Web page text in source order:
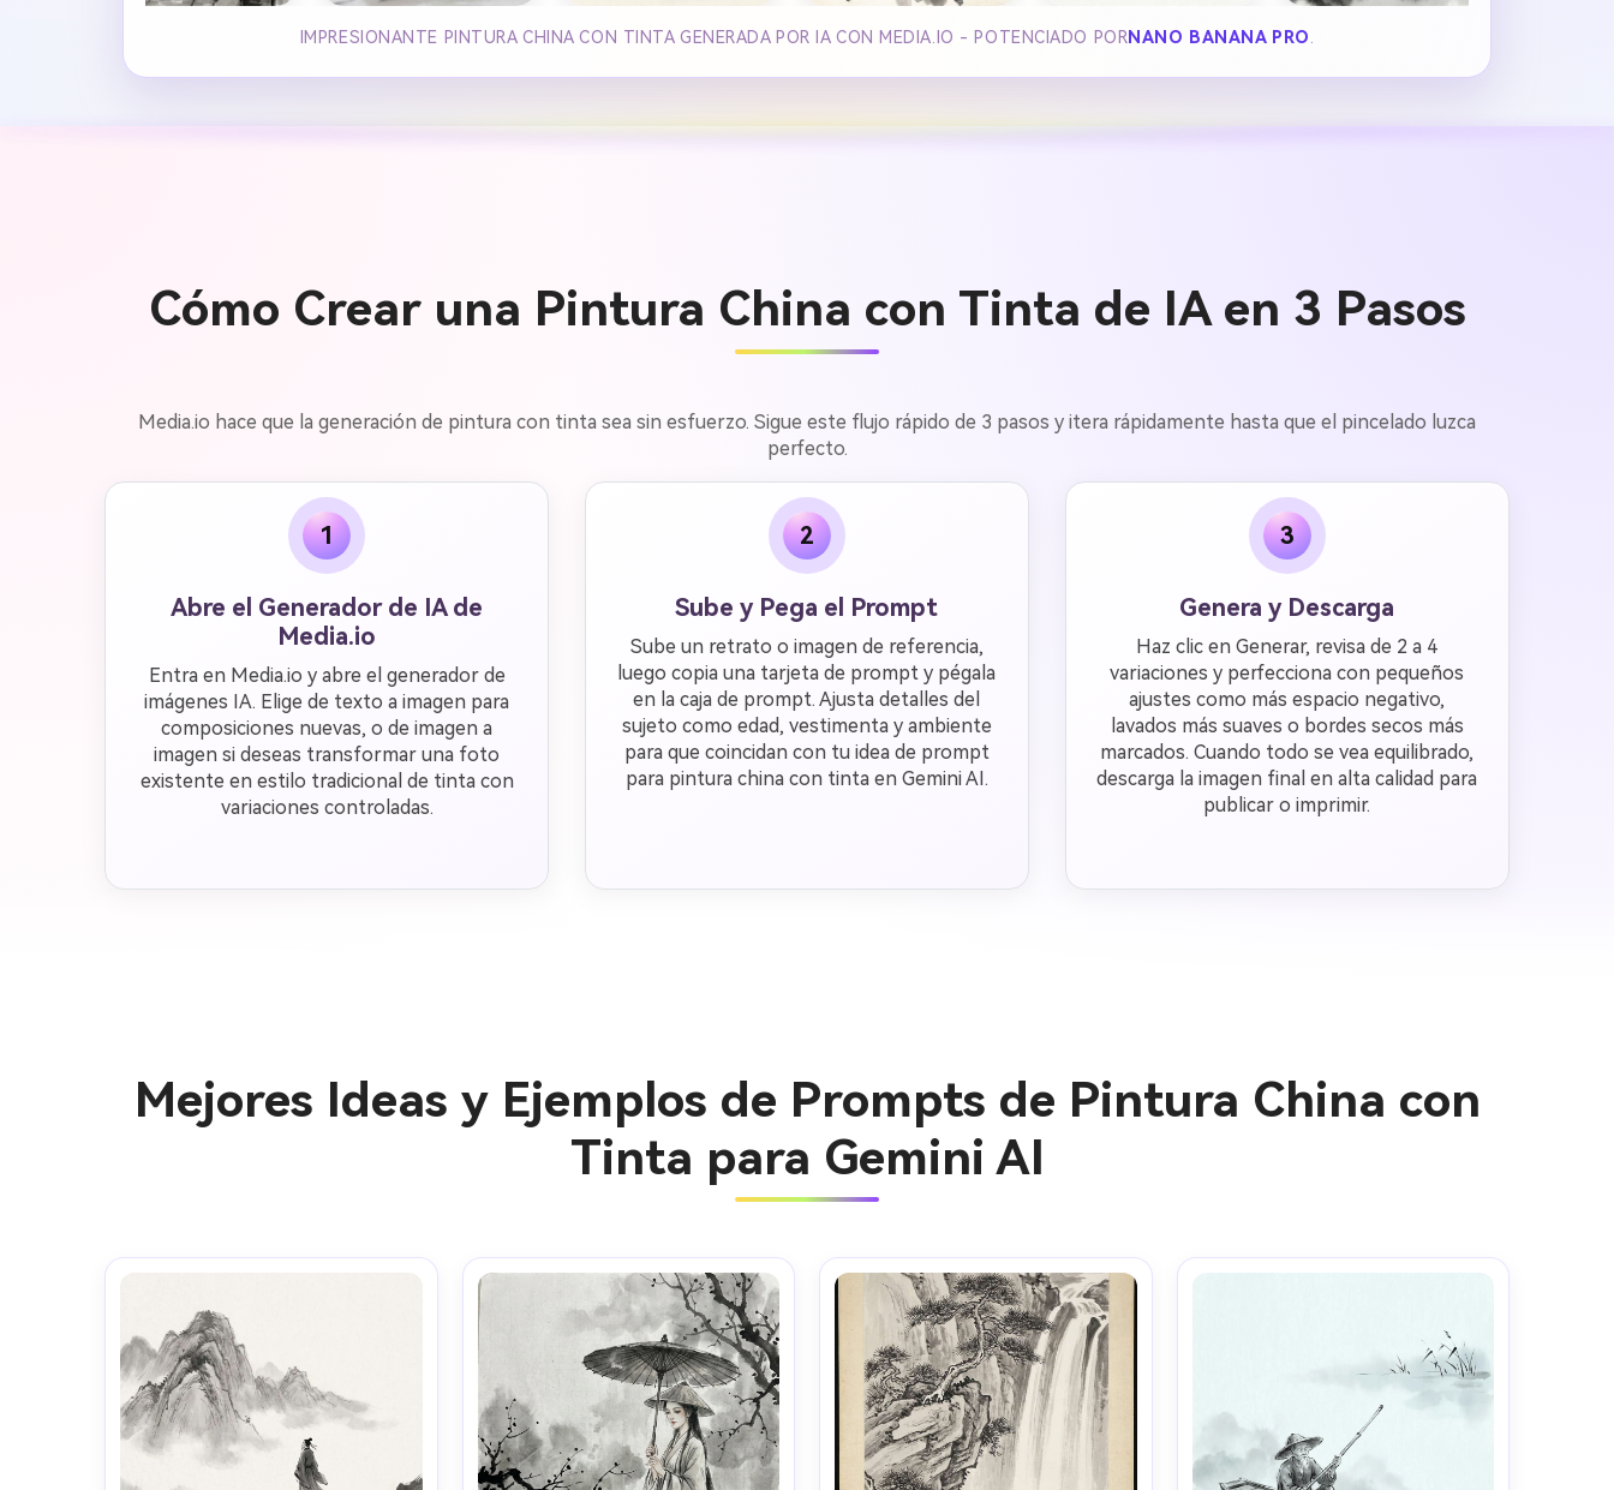
IMPRESIONANTE PINTURA CHINA CON TINTA GENERADA POR IA CON MEDIA.IO - POTENCIADO POR NANO BANANA PRO
Cómo Crear una Pintura China con Tinta de IA en 3 Pasos
Media.io hace que la generación de pintura con tinta sea sin esfuerzo. Sigue este flujo rápido de 3 pasos y itera rápidamente hasta que el pincelado luzca
perfecto.
1
Abre el Generador de IA de
Media.io
Entra en Media.io y abre el generador de
imágenes IA. Elige de texto a imagen para
composiciones nuevas, o de imagen a
imagen si deseas transformar una foto
existente en estilo tradicional de tinta con
variaciones controladas.
2
Sube y Pega el Prompt
Sube un retrato o imagen de referencia,
luego copia una tarjeta de prompt y pégala
en la caja de prompt. Ajusta detalles del
sujeto como edad, vestimenta y ambiente
para que coincidan con tu idea de prompt
para pintura china con tinta en Gemini AI.
3
Genera y Descarga
Haz clic en Generar, revisa de 2 a 4
variaciones y perfecciona con pequeños
ajustes como más espacio negativo,
lavados más suaves o bordes secos más
marcados. Cuando todo se vea equilibrado,
descarga la imagen final en alta calidad para
publicar o imprimir.
Mejores Ideas y Ejemplos de Prompts de Pintura China con
Tinta para Gemini AI